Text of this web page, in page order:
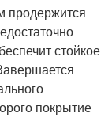
продержится
стойкое
покрытие